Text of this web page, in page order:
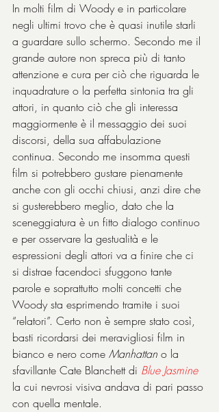
In molti film di Woody e in particolare
negli ultimi trovo che è quasi inutile starli
a guardare sullo schermo. Secondo me il
grande autore non spreca più di tanto
attenzione e cura per ciò che riguarda le
inquadrature o la perfetta sintonia tra gli
attori, in quanto ciò che gli interessa
maggiormente è il messaggio dei suoi
discorsi, della sua affabulazione
continua. Secondo me insomma questi
film si potrebbero gustare pienamente
anche con gli occhi chiusi, anzi dire che
si gusterebbero meglio, dato che la
sceneggiatura è un fitto dialogo continuo
e per osservare la gestualità e le
espressioni degli attori va a finire che ci
si distrae facendoci sfuggono tante
parole e soprattutto molti concetti che
Woody sta esprimendo tramite i suoi
“relatori”. Certo non è sempre stato così,
basti ricordarsi dei meravigliosi film in
bianco e nero come Manhattan o la
sfavillante Cate Blanchett di Blue Jasmine
la cui nevrosi visiva andava di pari passo
con quella mentale.